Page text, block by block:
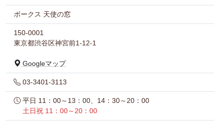
ボークス 天使の窓
150-0001
東京都渋谷区神宮前1-12-1
Googleマップ
03-3401-3113
平日 11：00～13：00、14：30～20：00
土日祝 11：00～20：00